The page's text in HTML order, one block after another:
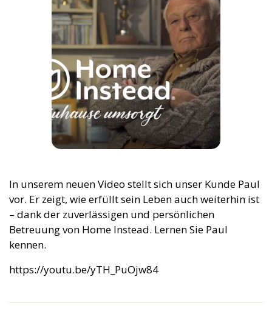
In unserem neuen Video stellt sich unser Kunde Paul
vor. Er zeigt, wie erfüllt sein Leben auch weiterhin ist
– dank der zuverlässigen und persönlichen
Betreuung von Home Instead. Lernen Sie Paul
kennen.
https://youtu.be/yTH_PuOjw84